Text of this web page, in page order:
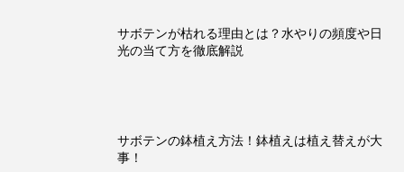
サボテンが枯れる理由とは？水やりの頻度や日
光の当て方を徹底解説
サボテンの鉢植え方法！鉢植えは植え替えが大
事！